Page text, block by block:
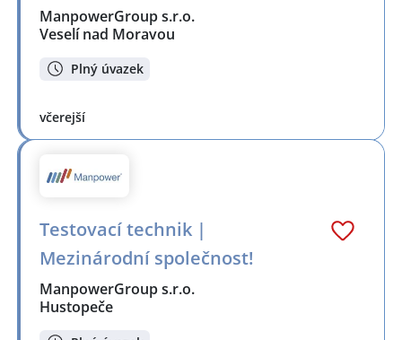
ManpowerGroup s.r.o.
Veselí nad Moravou
Plný úvazek
včerejší
Testovací technik |
Mezinárodní společnost!
ManpowerGroup s.r.o.
Hustopeče